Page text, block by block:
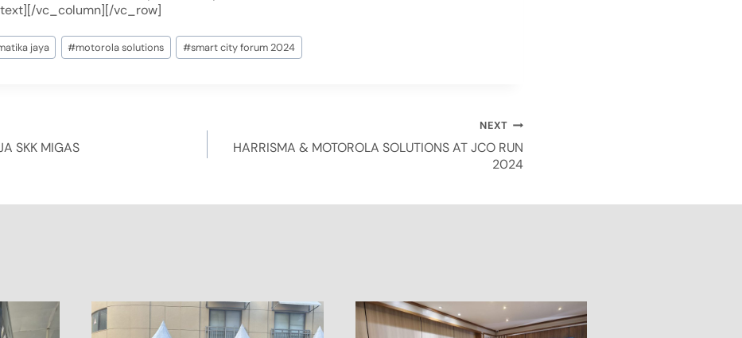
vc_column][/vc_row]
jaya #motorola solutions #smart city forum 2024
SKK MIGAS
NEXT
HARRISMA & MOTOROLA SOLUTIONS AT JCO RUN
2024